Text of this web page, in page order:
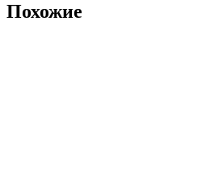
Похожие